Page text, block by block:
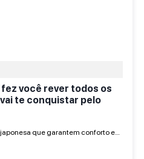
fez você rever todos os
te conquistar pelo
que garantem conforto e…